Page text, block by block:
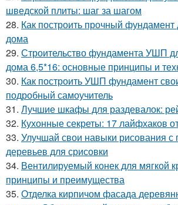
шведской плиты: шаг за шагом
28. Как построить прочный
дома
29. Строительство фундамента УШП
дома 6,5*16: основные принципы и
30. Как построить УШП фундамент
подробный самоучитель
31. Лучшие шкафы для раздевалок:
32. Кухонные секреты: 17 лайфхаков
33. Улучшай свои навыки рисования
деревьев для срисовки
34. Вентилируемый конек для мягкой
принципы и преимущества
35. Отделка кирпичом фасада